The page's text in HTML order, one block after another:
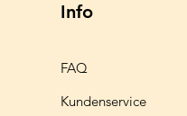
Info
FAQ
Kundenservice